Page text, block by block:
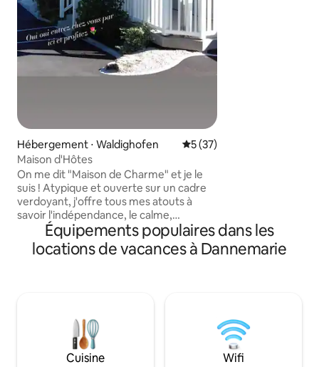
Hébergement ⋅ Waldighofen Évaluation moyenne sur la
5 (37)
Maison d'Hôtes
On me dit "Maison de Charme" et je le
suis ! Atypique et ouverte sur un cadre
verdoyant, j'offre tous mes atouts à
savoir l'indépendance, le calme,
l'agrément, la détente et tous les
éléments qui participeront au bonheur
de celui qui résidera sous mon toit. Entre
réfrigérateur et pain frais déposé
chaque matin et un cadeau de
bienvenue offert !
Équipements populaires dans les
locations de vacances à Dannemarie
Cuisine Wifi